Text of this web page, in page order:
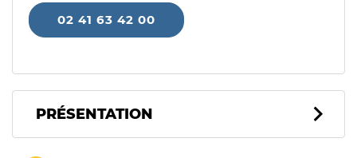
02 41 63 42 00
PRÉSENTATION